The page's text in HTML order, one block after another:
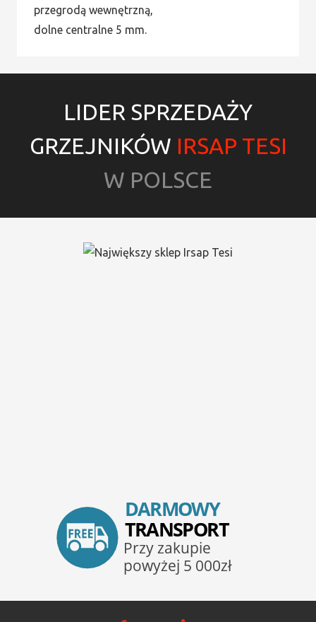
przegrodą wewnętrzną,
dolne centralne 5 mm.
LIDER SPRZEDAŻY
GRZEJNIKÓW IRSAP TESI
W POLSCE